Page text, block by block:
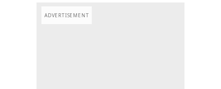
ADVERTISEMENT